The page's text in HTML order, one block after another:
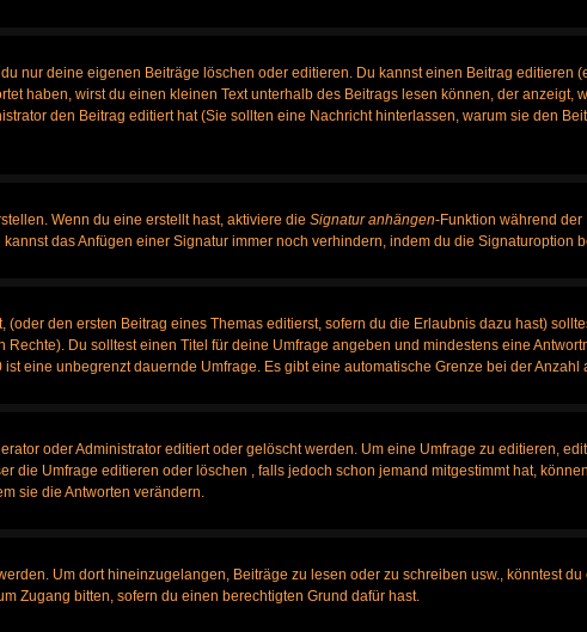
nur deine eigenen Beiträge löschen oder editieren. Du kannst einen Beitrag editieren
haben, wirst du einen kleinen Text unterhalb des Beitrags lesen können, der anzeigt,
den Beitrag editiert hat (Sie sollten eine Nachricht hinterlassen, warum sie den
Wenn du eine erstellt hast, aktiviere die Signatur anhängen-Funktion während
das Anfügen einer Signatur immer noch verhindern, indem du die Signaturoption
den ersten Beitrag eines Themas editierst, sofern du die Erlaubnis dazu hast)
Du solltest einen Titel für deine Umfrage angeben und mindestens eine
eine unbegrenzt dauernde Umfrage. Es gibt eine automatische Grenze bei der
oder Administrator editiert oder gelöscht werden. Um eine Umfrage zu editieren,
die Umfrage editieren oder löschen , falls jedoch schon jemand mitgestimmt hat,
sie die Antworten verändern.
Um dort hineinzugelangen, Beiträge zu lesen oder zu schreiben usw., könntest
Zugang bitten, sofern du einen berechtigten Grund dafür hast.